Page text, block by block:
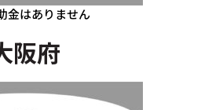
金はありません
阪府